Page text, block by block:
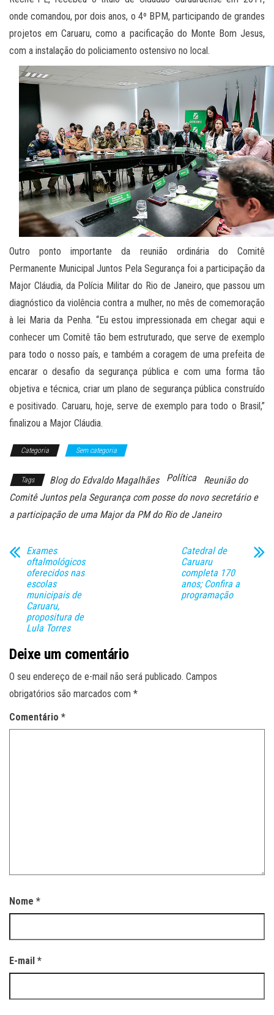
onde comandou, por dois anos, o 4º BPM, participando de grandes
projetos em Caruaru, como a pacificação do Monte Bom Jesus,
com a instalação do policiamento ostensivo no local.
Outro ponto importante da reunião ordinária do Comitê
Permanente Municipal Juntos Pela Segurança foi a participação da
Major Cláudia, da Polícia Militar do Rio de Janeiro, que passou um
diagnóstico da violência contra a mulher, no mês de comemoração
à lei Maria da Penha. “Eu estou impressionada em chegar aqui e
conhecer um Comitê tão bem estruturado, que serve de exemplo
para todo o nosso país, e também a coragem de uma prefeita de
encarar o desafio da segurança pública e com uma forma tão
objetiva e técnica, criar um plano de segurança pública construído
e positivado. Caruaru, hoje, serve de exemplo para todo o Brasil,”
finalizou a Major Cláudia.
Categoria Sem categoria
Tags Blog do Edvaldo Magalhães Política
Reunião do
Comitê Juntos pela Segurança com posse do novo secretário e
a participação de uma Major da PM do Rio de Janeiro
Exames
oftalmológicos
oferecidos nas
escolas
municipais de
Caruaru,
propositura de
Lula Torres
Catedral de
Caruaru
completa 170
anos; Confira a
programação
Deixe um comentário
O seu endereço de e-mail não será publicado. Campos
obrigatórios são marcados com *
Comentário *
Nome *
E-mail *